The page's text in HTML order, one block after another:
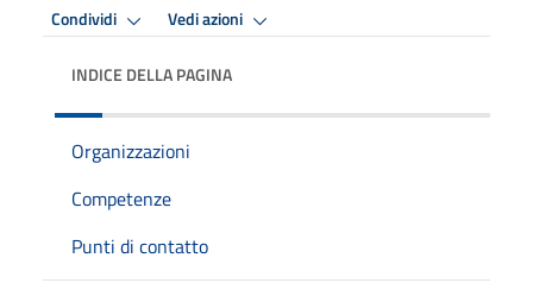
Condividi Vedi azioni
INDICE DELLA PAGINA
Organizzazioni
Competenze
Punti di contatto